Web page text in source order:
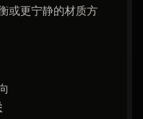
或更宁静的材质方